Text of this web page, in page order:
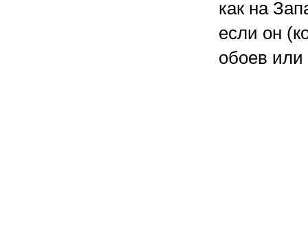
как на
если он
обоев или